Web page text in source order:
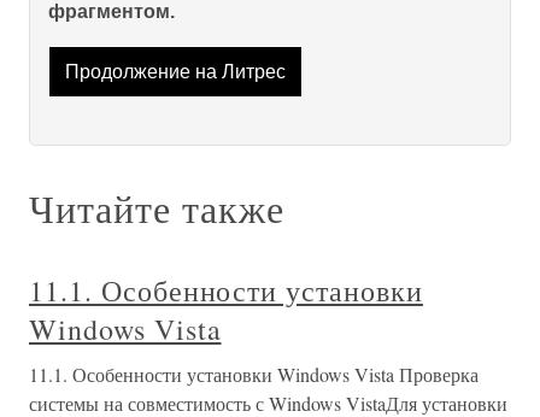
фрагментом.
Продолжение на Литрес
Читайте также
11.1. Особенности установки
Windows Vista
11.1. Особенности установки Windows Vista Проверка
системы на совместимость с Windows VistaДля установки